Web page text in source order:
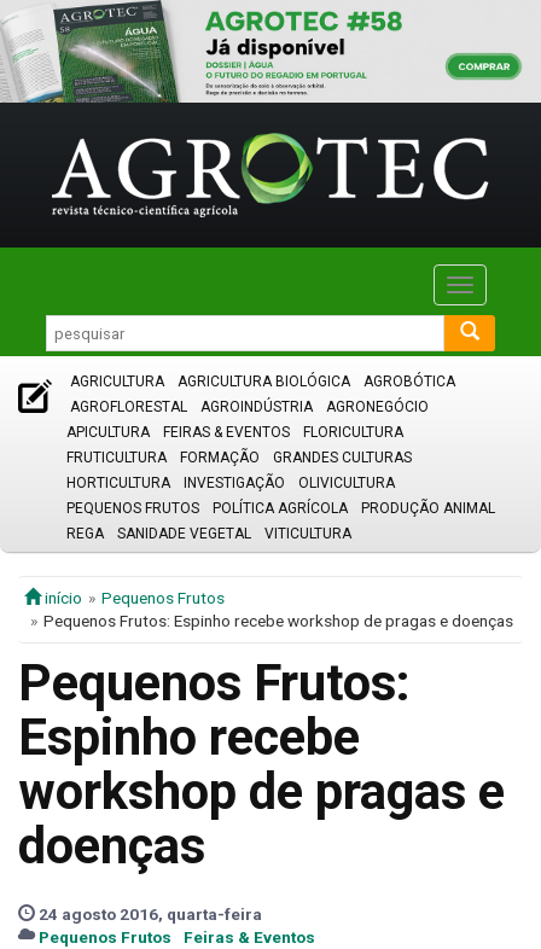
Toggle
AGRICULTURA AGRICULTURA BIOLÓGICA
AGROBÓTICA
AGROFLORESTAL
AGROINDÚSTRIA
AGRONEGÓCIO
APICULTURA
FEIRAS & EVENTOS
FLORICULTURA
FRUTICULTURA
FORMAÇÃO
GRANDES CULTURAS
HORTICULTURA
INVESTIGAÇÃO
OLIVICULTURA
PEQUENOS FRUTOS
POLÍTICA AGRÍCOLA
PRODUÇÃO ANIMAL
REGA
SANIDADE VEGETAL VITICULTURA
início
Pequenos Frutos
Pequenos Frutos: Espinho recebe workshop de pragas e doenças
Pequenos Frutos:
Espinho recebe
workshop de pragas e
doenças
24 agosto 2016, quarta-feira
Pequenos Frutos
Feiras & Eventos